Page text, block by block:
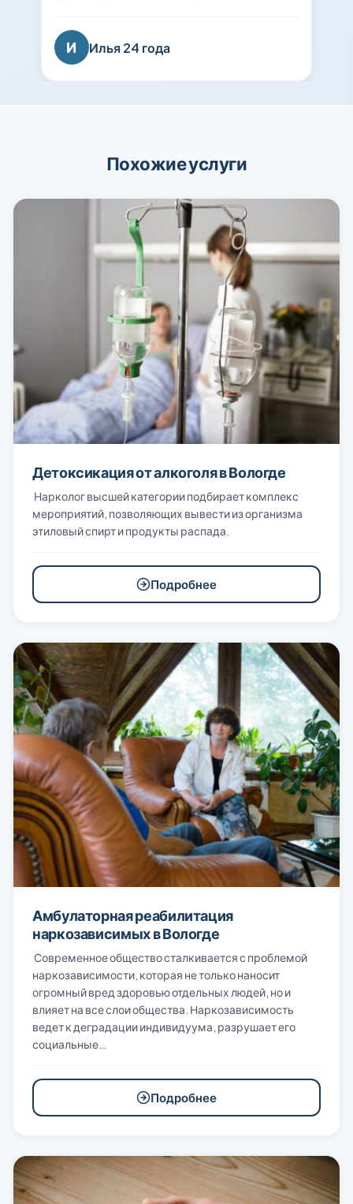
центра «21rehab». Беседа с наркологом
подтолкнула меня к мысли о
прохождении курса лечения и
и собираюсь восстанавливаться в
вернули меня к жизни!
И Илья 24 года
Похожие услуги
Детоксикация от алкоголя в Вологде
Нарколог высшей категории подбирает комплекс
мероприятий, позволяющих вывести из организма
этиловый спирт и продукты распада.
Подробнее
Амбулаторная реабилитация
наркозависимых в Вологде
Современное общество сталкивается с проблемой
наркозависимости, которая не только наносит
огромный вред здоровью отдельных людей, но и
влияет на все слои общества. Наркозависимость
ведет к деградации индивидуума, разрушает его
социальные…
Подробнее